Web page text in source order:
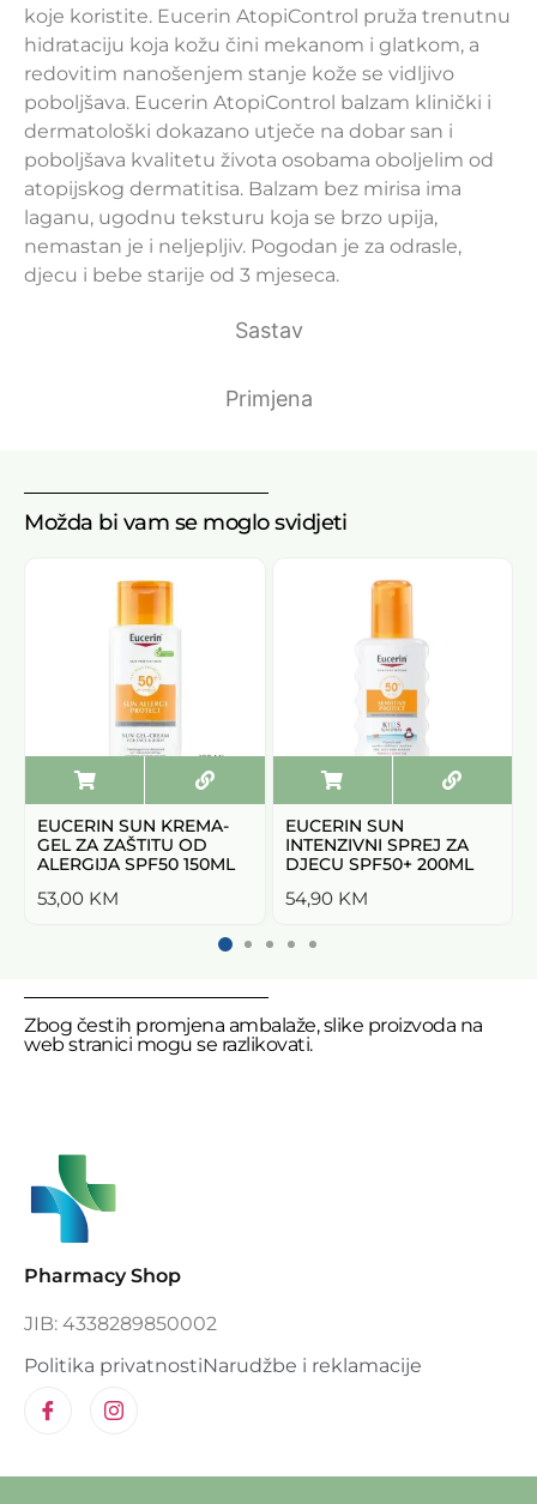
Sastav
Primjena
koje koristite. Eucerin AtopiControl pruža trenutnu
hidrataciju koja kožu čini mekanom i glatkom, a
redovitim nanošenjem stanje kože se vidljivo
poboljšava. Eucerin AtopiControl balzam klinički i
dermatološki dokazano utječe na dobar san i
poboljšava kvalitetu života osobama oboljelim od
atopijskog dermatitisa. Balzam bez mirisa ima
laganu, ugodnu teksturu koja se brzo upija,
nemastan je i neljepljiv. Pogodan je za odrasle,
djecu i bebe starije od 3 mjeseca.
Možda bi vam se moglo svidjeti
EUCERIN SUN KREMA-
GEL ZA ZAŠTITU OD
ALERGIJA SPF50 150ML
53,00 KM
EUCERIN SUN
INTENZIVNI SPREJ ZA
DJECU SPF50+ 200ML
54,90 KM
Zbog čestih promjena ambalaže, slike proizvoda na
web stranici mogu se razlikovati.
Pharmacy Shop
JIB: 4338289850002
Politika privatnostiNarudžbe i reklamacije